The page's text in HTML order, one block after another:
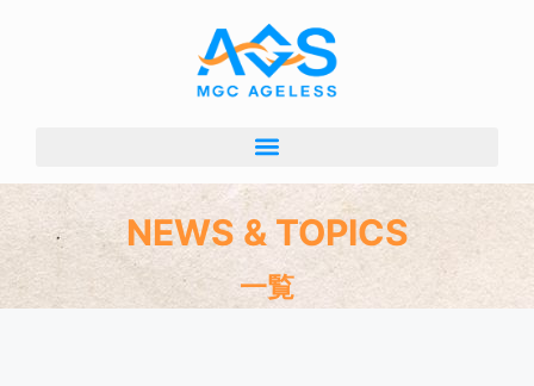
NEWS & TOPICS
一覧